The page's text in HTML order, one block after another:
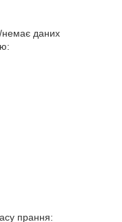
немає даних
прання: